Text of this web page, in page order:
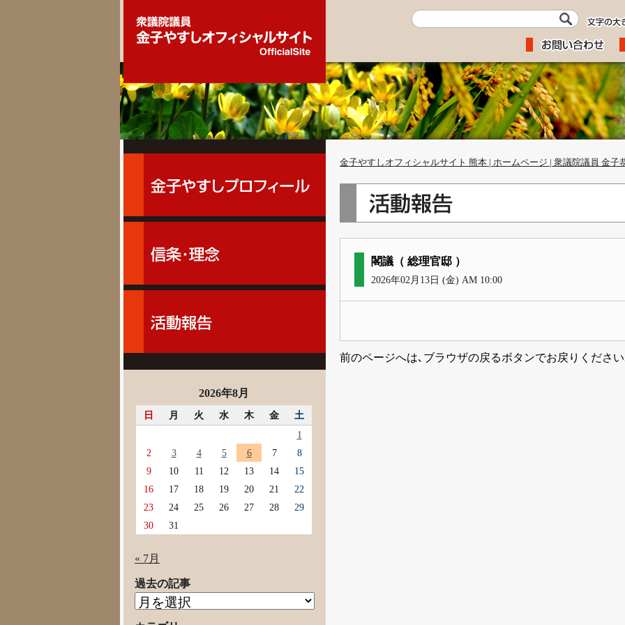
金子やすしオフィシャルサイト 熊本 | ホームページ | 衆議院議員 金子
閣議（ 総理官邸 ）
2026年02月13日 (金) AM 10:00
前のページへは､ブラウザの戻るボタンでお戻りくださ
2026年8月
日 月 火 水 木 金
土
1
2
3 4 5 6 7
8
9
10 11 12 13 14
15
16
17 18 19 20 21
22
23
24 25 26 27 28
29
30
31
« 7月
過去の記事
過